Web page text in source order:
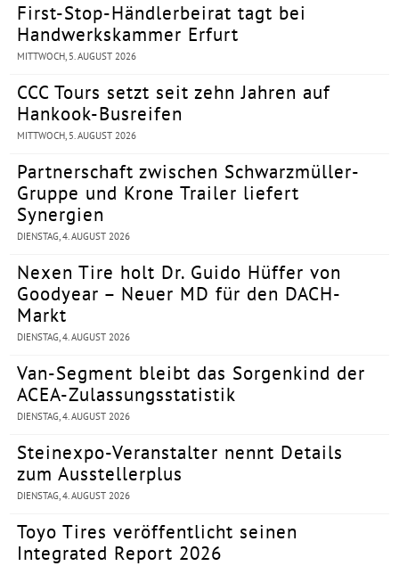
First-Stop-Händlerbeirat tagt bei
Handwerkskammer Erfurt
MITTWOCH, 5. AUGUST 2026
CCC Tours setzt seit zehn Jahren auf
Hankook-Busreifen
MITTWOCH, 5. AUGUST 2026
Partnerschaft zwischen Schwarzmüller-
Gruppe und Krone Trailer liefert
Synergien
DIENSTAG, 4. AUGUST 2026
Nexen Tire holt Dr. Guido Hüffer von
Goodyear – Neuer MD für den DACH-
Markt
DIENSTAG, 4. AUGUST 2026
Van-Segment bleibt das Sorgenkind der
ACEA-Zulassungsstatistik
DIENSTAG, 4. AUGUST 2026
Steinexpo-Veranstalter nennt Details
zum Ausstellerplus
DIENSTAG, 4. AUGUST 2026
Toyo Tires veröffentlicht seinen
Integrated Report 2026